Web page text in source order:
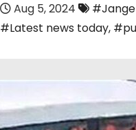
Aug 5, 2024
#Latest news today,